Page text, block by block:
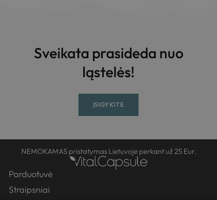
Sveikata prasideda nuo
ląstelės!
ĮSIGYKITE
NEMOKAMAS pristatymas Lietuvoje perkant už 25 Eur.
Parduotuvė
Straipsniai